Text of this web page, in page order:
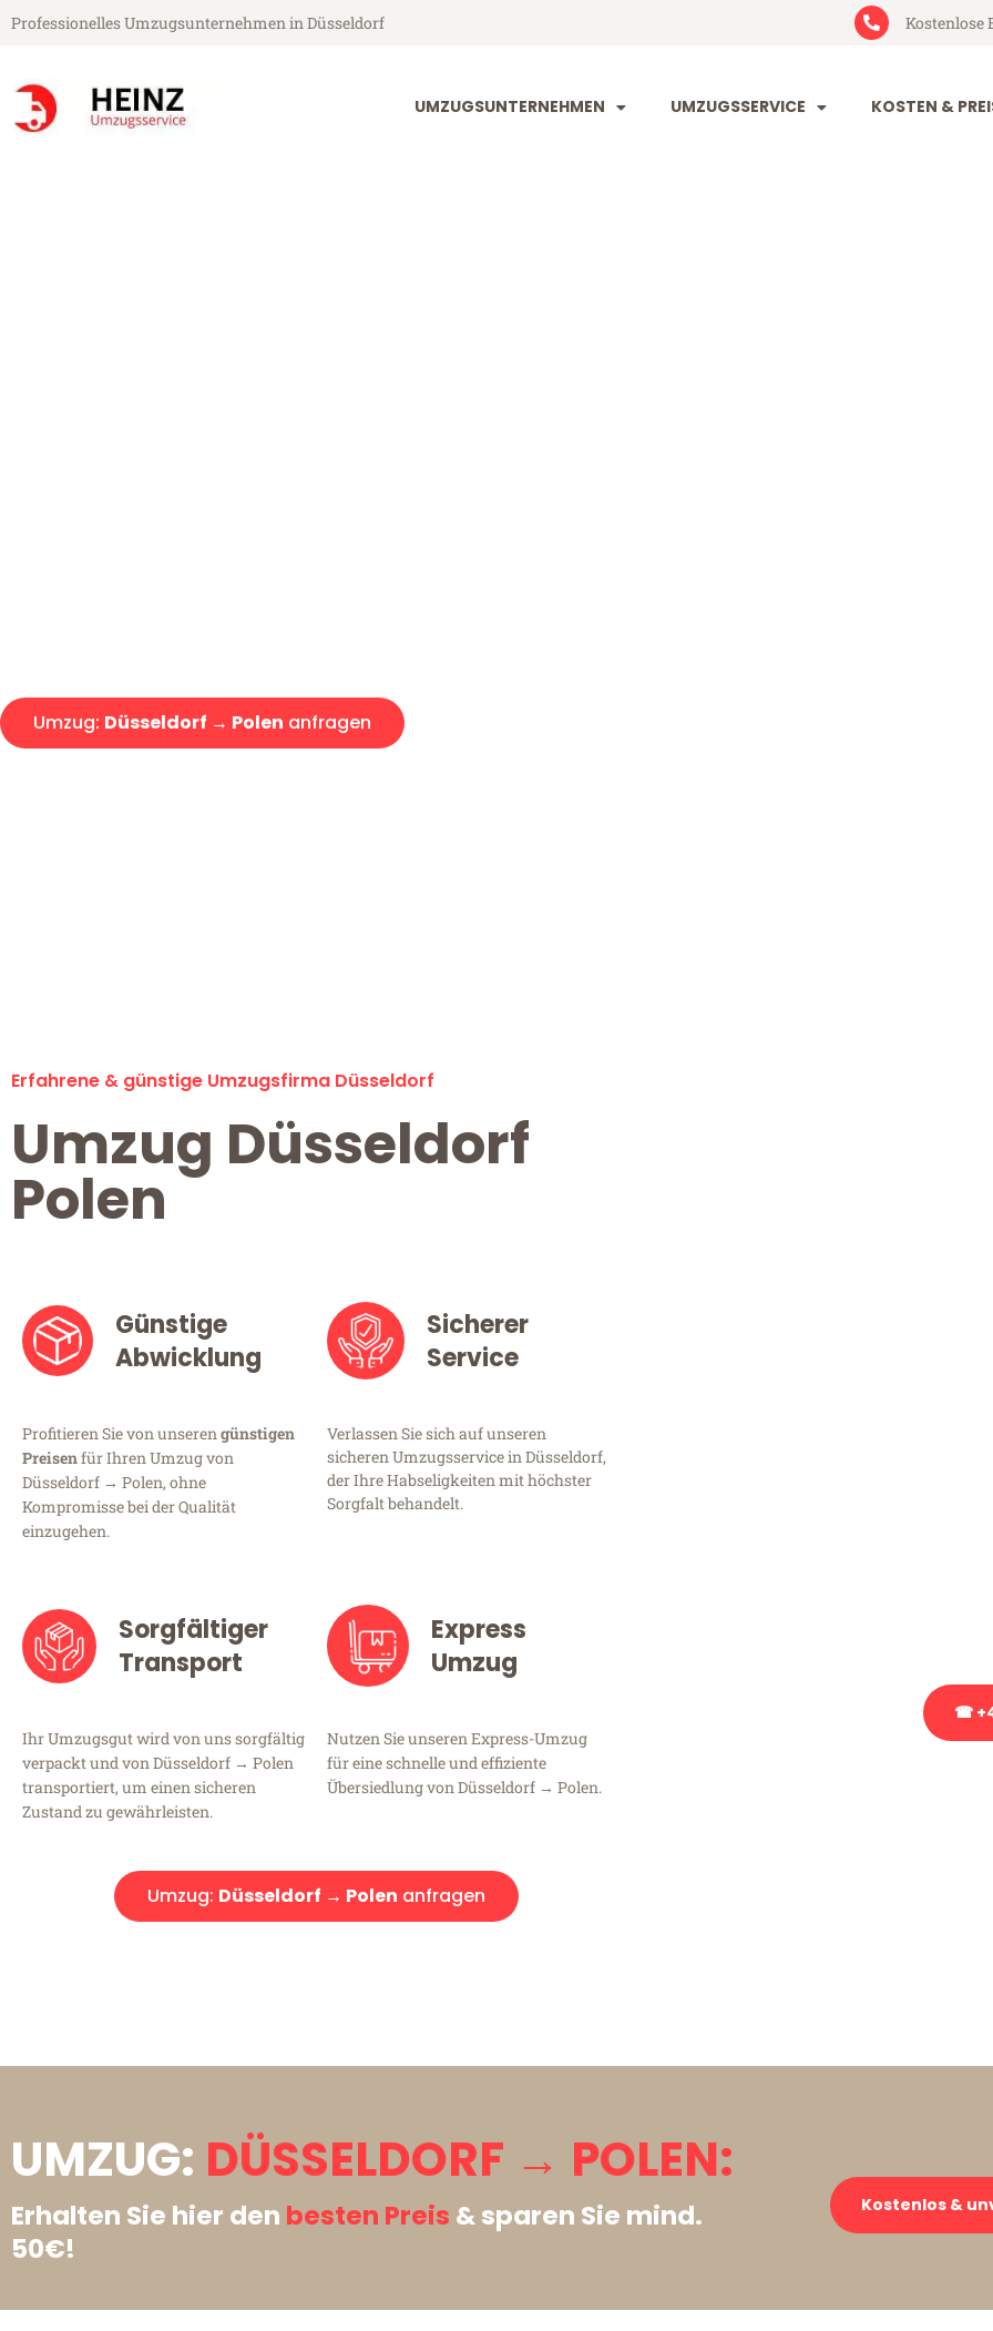
Professionelles Umzugsunternehmen in Düsseldorf Kostenlose
UMZUGSUNTERNEHMEN UMZUGSSERVICE KOSTEN &
Umzug: Düsseldorf → Polen anfragen
Erfahrene & günstige Umzugsfirma Düsseldorf
Umzug Düsseldorf
Polen
Günstige
Abwicklung
Profitieren Sie von unserengünstigen
Preisenfür Ihren Umzug von
Düsseldorf → Polen, ohne
Kompromisse bei der Qualität
einzugehen.
Sicherer
Service
Verlassen Sie sich auf unseren
sicheren Umzugsservice in Düsseldorf,
der Ihre Habseligkeiten mit höchster
Sorgfalt behandelt.
Sorgfältiger
Transport
Ihr Umzugsgut wird von uns sorgfältig
verpackt und von Düsseldorf → Polen
transportiert, um einen sicheren
Zustand zu gewährleisten.
Express
Umzug
Nutzen Sie unseren Express-Umzug
für eine schnelle und effiziente
Übersiedlung von Düsseldorf → Polen.
Umzug: Düsseldorf → Polen anfragen
☎
UMZUG: DÜSSELDORF → POLEN:
Erhalten Sie hier den besten Preis & sparen Sie mind.
50€!
Kostenlos &